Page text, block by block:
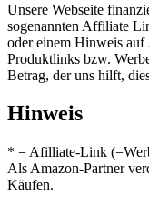
Unsere Webseite
sogenannten Affiliate
oder einem Hinweis
Produktlinks bzw.
Betrag, der uns hilft,
Hinweis
* = Afilliate-Link
Als Amazon-Partner
Käufen.